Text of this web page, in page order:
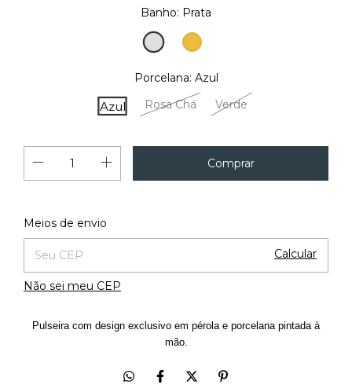
Banho: Prata
Prata Ouro
Porcelana: Azul
Azul Rosa Chá Verde
Entregas para o CEP:
Meios de envio
Calcular
Não sei meu CEP
Pulseira com design exclusivo em pérola e porcelana pintada à
mão.